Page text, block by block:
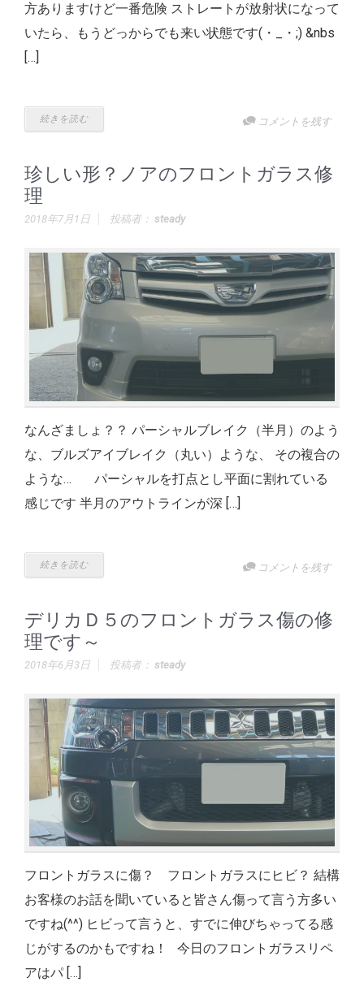
方ありますけど一番危険 ストレートが放射状になって
いたら、もうどっからでも来い状態です(・_・;) &nbs
[…]
続きを読む コメントを残す
珍しい形？ノアのフロントガラス修
理
2018年7月1日 投稿者： steady
なんざましょ？？ パーシャルブレイク（半月）のよう
な、ブルズアイブレイク（丸い）ような、 その複合の
ような… パーシャルを打点とし平面に割れている
感じです 半月のアウトラインが深 […]
続きを読む コメントを残す
デリカＤ５のフロントガラス傷の修
理です～
2018年6月3日 投稿者： steady
フロントガラスに傷？ フロントガラスにヒビ？ 結構
お客様のお話を聞いていると皆さん傷って言う方多い
ですね(^^) ヒビって言うと、すでに伸びちゃってる感
じがするのかもですね！ 今日のフロントガラスリペ
アはパ […]